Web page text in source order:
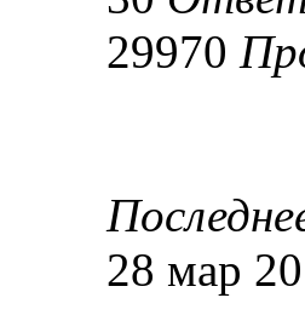
29970
28 мар